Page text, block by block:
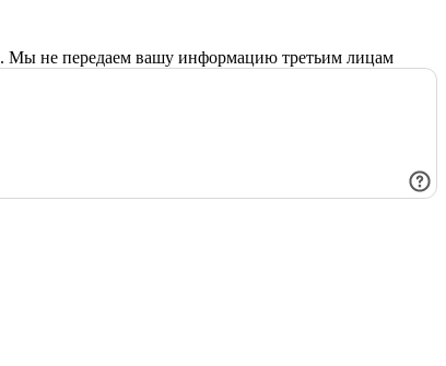
. Мы не передаем вашу информацию третьим лицам